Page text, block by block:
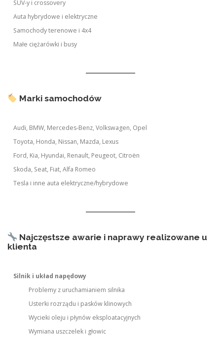
SUV-y i crossovery
Auta hybrydowe i elektryczne
Samochody terenowe i 4x4
Małe ciężarówki i busy
Marki samochodów
Audi, BMW, Mercedes-Benz, Volkswagen, Opel
Toyota, Honda, Nissan, Mazda, Lexus
Ford, Kia, Hyundai, Renault, Peugeot, Citroën
Skoda, Seat, Fiat, Alfa Romeo
Tesla i inne auta elektryczne/hybrydowe
Najczęstsze awarie i naprawy realizowane u
klienta
Silnik i układ napędowy
Problemy z uruchamianiem silnika
Usterki rozrządu i pasków klinowych
Wycieki oleju i płynów eksploatacyjnych
Wymiana uszczelek i głowic